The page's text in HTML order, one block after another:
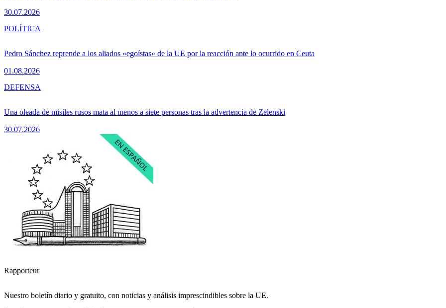
30.07.2026
Pedro Sánchez reprende a los aliados «egoístas» de la UE por la reacción ante lo ocurrido en Ceuta
01.08.2026
POLÍTICA
Una oleada de misiles rusos mata al menos a siete personas tras la advertencia de Zelenski
30.07.2026
DEFENSA
Rapporteur
Nuestro boletín diario y gratuito, con noticias y análisis imprescindibles sobre la UE.